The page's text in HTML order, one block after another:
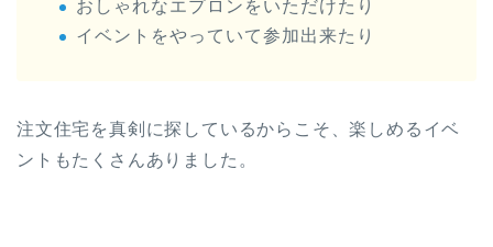
おしゃれなエプロンをいただけたり
イベントをやっていて参加出来たり
注文住宅を真剣に探しているからこそ、楽しめるイベ
ントもたくさんありました。